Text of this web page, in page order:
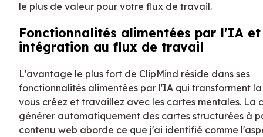
le plus de valeur pour votre flux de travail.
Fonctionnalités alimentées par l'IA et
intégration au flux de travail
L'avantage le plus fort de ClipMind réside dans ses
fonctionnalités alimentées par l'IA qui transforment
vous créez et travaillez avec les cartes mentales. La
générer automatiquement des cartes structurées à
contenu web aborde ce que j'ai identifié comme